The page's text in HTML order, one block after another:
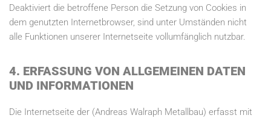
Deaktiviert die betroffene Person die Setzung von Cookies in
dem genutzten Internetbrowser, sind unter Umständen nicht
alle Funktionen unserer Internetseite vollumfänglich nutzbar.
4. ERFASSUNG VON ALLGEMEINEN DATEN
UND INFORMATIONEN
Die Internetseite der (Andreas Walraph Metallbau) erfasst mit